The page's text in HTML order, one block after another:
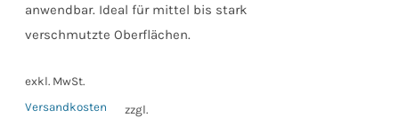
anwendbar. Ideal für mittel bis stark
verschmutzte Oberflächen.
exkl. MwSt.
zzgl.
Versandkosten